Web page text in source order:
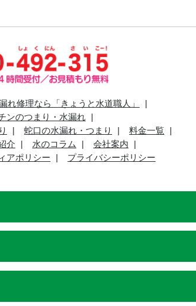
れ修理なら「きょうと水道職人」
ンのつまり・水漏れ
蛇口の水漏れ・つまり
料金一覧
介 水のコラム
会社案内
アポリシー プライバシーポリシー